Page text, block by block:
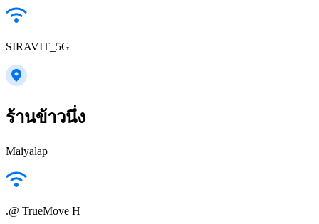
SIRAVIT_5G
ร้านข้าวนึ่ง
Maiyalap
.@ TrueMove H